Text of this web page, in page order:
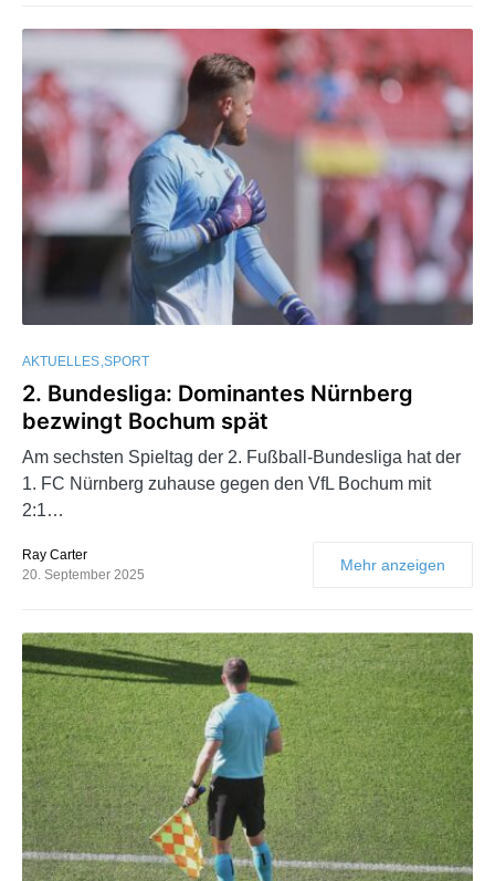
AKTUELLES SPORT
2. Bundesliga: Dominantes Nürnberg
bezwingt Bochum spät
Am sechsten Spieltag der 2. Fußball-Bundesliga hat der
1. FC Nürnberg zuhause gegen den VfL Bochum mit
2:1…
Ray Carter
20. September 2025
Mehr anzeigen